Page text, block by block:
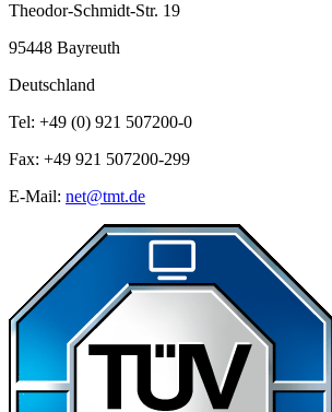
Theodor-Schmidt-Str. 19
95448 Bayreuth
Deutschland
Tel: +49 (0) 921 507200-0
Fax: +49 921 507200-299
E-Mail: net@tmt.de